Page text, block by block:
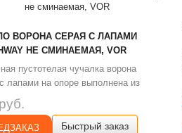
ВОРОНА СЕРАЯ С ЛАПАМИ
НЕ СМИНАЕМАЯ, VOR
пустотелая чучалка ворона
лапами на опоре выполнена из
пластика. Применяется на
и утиной охоте: чучело ворона
в непосредственной
Быстрый заказ